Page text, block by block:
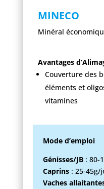
MINECO
Minéral
Avantages
Couverture des
éléments et
vitamines
Mode d’emploi
Génisses/JB: 80-
Caprins: 25-45g/
Vaches